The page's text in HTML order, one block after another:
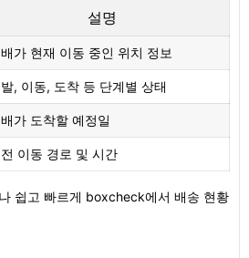
설명
가 현재 이동 중인 위치 정보
, 이동, 도착 등 단계별 상태
가 도착할 예정일
이동 경로 및 시간
쉽고 빠르게 boxcheck에서 배송 현황